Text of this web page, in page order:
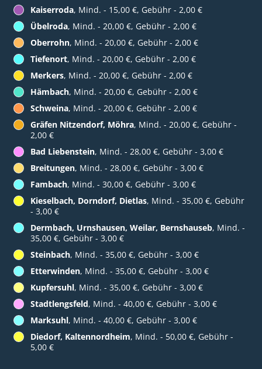
Kaiserroda, Mind. - 15,00 €, Gebühr - 2,00 €
Übelroda, Mind. - 20,00 €, Gebühr - 2,00 €
Oberrohn, Mind. - 20,00 €, Gebühr - 2,00 €
Tiefenort, Mind. - 20,00 €, Gebühr - 2,00 €
Merkers, Mind. - 20,00 €, Gebühr - 2,00 €
Hämbach, Mind. - 20,00 €, Gebühr - 2,00 €
Schweina, Mind. - 20,00 €, Gebühr - 2,00 €
Gräfen Nitzendorf, Möhra, Mind. - 20,00 €, Gebühr -
2,00 €
Bad Liebenstein, Mind. - 28,00 €, Gebühr - 3,00 €
Breitungen, Mind. - 28,00 €, Gebühr - 3,00 €
Fambach, Mind. - 30,00 €, Gebühr - 3,00 €
Kieselbach, Dorndorf, Dietlas, Mind. - 35,00 €, Gebühr
- 3,00 €
Dermbach, Urnshausen, Weilar, Bernshauseb, Mind. -
35,00 €, Gebühr - 3,00 €
Steinbach, Mind. - 35,00 €, Gebühr - 3,00 €
Etterwinden, Mind. - 35,00 €, Gebühr - 3,00 €
Kupfersuhl, Mind. - 35,00 €, Gebühr - 3,00 €
Stadtlengsfeld, Mind. - 40,00 €, Gebühr - 3,00 €
Marksuhl, Mind. - 40,00 €, Gebühr - 3,00 €
Diedorf, Kaltennordheim, Mind. - 50,00 €, Gebühr -
5,00 €